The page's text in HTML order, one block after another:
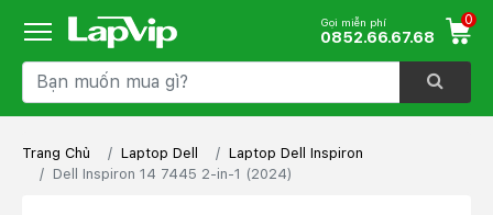
Gọi miễn phí
0852.66.67.68
0
Trang Chủ Laptop Dell
Laptop Dell Inspiron
Dell Inspiron 14 7445 2-in-1 (2024)